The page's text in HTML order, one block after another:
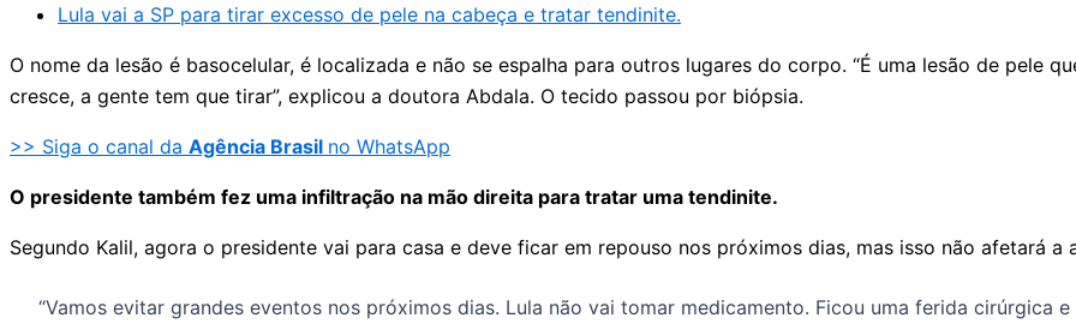
Lula vai a SP para tirar excesso de pele na cabeça e tratar tendinite.
O nome da lesão é basocelular, é localizada e não se espalha para outros lugares do corpo. “É uma lesão de pele
cresce, a gente tem que tirar”, explicou a doutora Abdala. O tecido passou por biópsia.
>> Siga o canal da Agência Brasil no WhatsApp
O presidente também fez uma infiltração na mão direita para tratar uma tendinite.
Segundo Kalil, agora o presidente vai para casa e deve ficar em repouso nos próximos dias, mas isso não afetará a
“Vamos evitar grandes eventos nos próximos dias. Lula não vai tomar medicamento. Ficou uma ferida cirúrgica